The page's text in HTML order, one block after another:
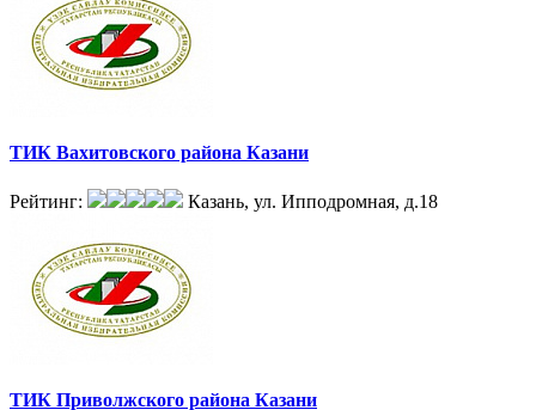
ТИК Вахитовского района Казани
Рейтинг: Казань, ул. Ипподромная, д.18
ТИК Приволжского района Казани